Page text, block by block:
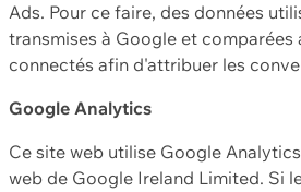
Ads. Pour ce faire, des données
transmises à Google et
connectés afin d'attribuer les
Google Analytics
Ce site web utilise Google
web de Google Ireland Limited. Si